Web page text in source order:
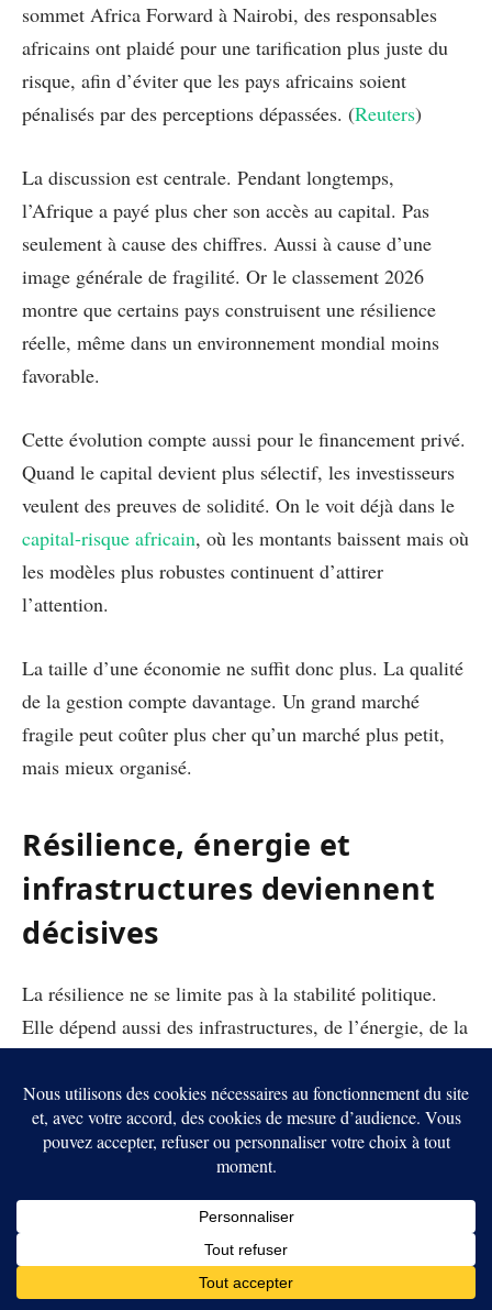
sommet Africa Forward à Nairobi, des responsables
africains ont plaidé pour une tarification plus juste du
risque, afin d’éviter que les pays africains soient
pénalisés par des perceptions dépassées. (Reuters)
La discussion est centrale. Pendant longtemps,
l’Afrique a payé plus cher son accès au capital. Pas
seulement à cause des chiffres. Aussi à cause d’une
image générale de fragilité. Or le classement 2026
montre que certains pays construisent une résilience
réelle, même dans un environnement mondial moins
favorable.
Cette évolution compte aussi pour le financement privé.
Quand le capital devient plus sélectif, les investisseurs
veulent des preuves de solidité. On le voit déjà dans le
capital-risque africain, où les montants baissent mais où
les modèles plus robustes continuent d’attirer
l’attention.
La taille d’une économie ne suffit donc plus. La qualité
de la gestion compte davantage. Un grand marché
fragile peut coûter plus cher qu’un marché plus petit,
mais mieux organisé.
Résilience, énergie et
infrastructures deviennent
décisives
La résilience ne se limite pas à la stabilité politique.
Elle dépend aussi des infrastructures, de l’énergie, de la
l’activité pendant les chocs. Un pays peut avoir de
bonnes perspectives de croissance et rester difficile à
financer si son électricité, ses ports ou sa monnaie
C’est pourquoi les renouvelables, la logistique et les
corridors industriels prennent une place croissante dans